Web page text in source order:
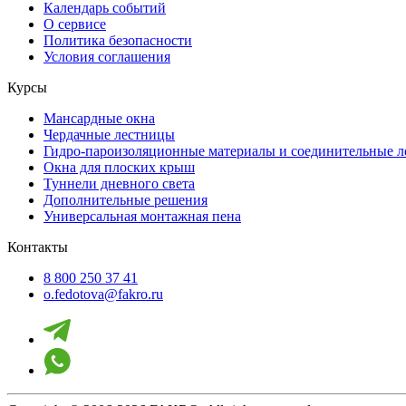
Календарь событий
О сервисе
Политика безопасности
Условия соглашения
Курсы
Мансардные окна
Чердачные лестницы
Гидро-пароизоляционные материалы и соединительные
Окна для плоских крыш
Туннели дневного света
Дополнительные решения
Универсальная монтажная пена
Контакты
8 800 250 37 41
o.fedotova@fakro.ru